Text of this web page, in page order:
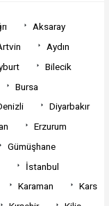
Aksaray
Aydın
Bilecik
Bursa
Diyarbakır
Erzurum
Gümüşhane
İstanbul
Karaman
Kars